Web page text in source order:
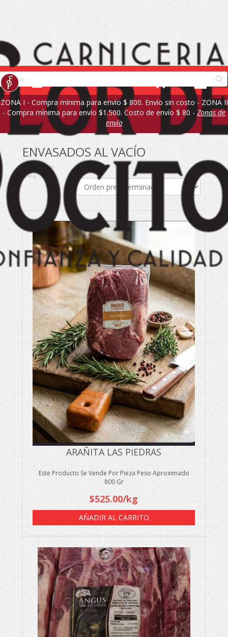
ZONA I - Compra mínima para envío $ 800. Envío sin costo - ZONA II
- Compra mínima para envío $1.500. Costo de envío $ 80 -Zonas de
envío
ENVASADOS AL VACÍO
ARAÑITA LAS PIEDRAS
Este Producto Se Vende Por Pieza Peso Aproximado
800 Gr
$525.00/kg
AÑADIR AL CARRITO